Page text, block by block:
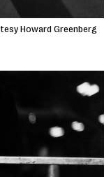
Howard Greenberg